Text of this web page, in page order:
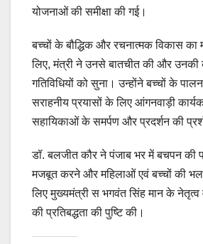
योजनाओं की समीक्षा की गई।
बच्चों के बौद्धिक और रचनात्मक विकास
लिए, मंत्री ने उनसे बातचीत की और
गतिविधियों को सुना। उन्होंने बच्चों के
सराहनीय प्रयासों के लिए आंगनवाड़ी
सहायिकाओं के समर्पण और प्रदर्शन की
डॉ. बलजीत कौर ने पंजाब भर में बचपन की
मजबूत करने और महिलाओं एवं बच्चों की
लिए मुख्यमंत्री स भगवंत सिंह मान के नेतृत्व
की प्रतिबद्धता की पुष्टि की।